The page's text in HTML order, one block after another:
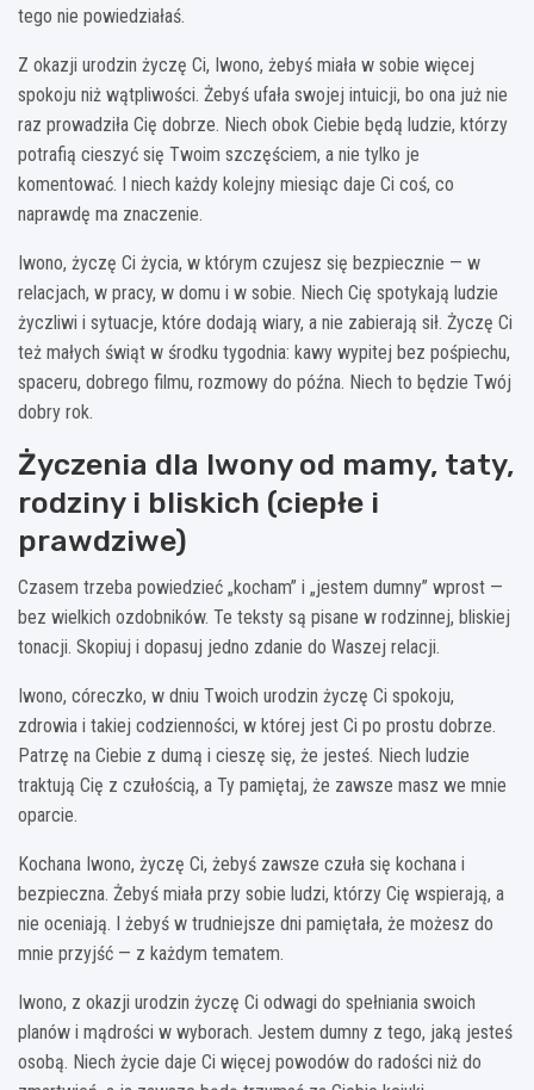
tego nie powiedziałaś.
Z okazji urodzin życzę Ci, Iwono, żebyś miała w sobie więcej
spokoju niż wątpliwości. Żebyś ufała swojej intuicji, bo ona już nie
raz prowadziła Cię dobrze. Niech obok Ciebie będą ludzie, którzy
potrafią cieszyć się Twoim szczęściem, a nie tylko je
komentować. I niech każdy kolejny miesiąc daje Ci coś, co
naprawdę ma znaczenie.
Iwono, życzę Ci życia, w którym czujesz się bezpiecznie — w
relacjach, w pracy, w domu i w sobie. Niech Cię spotykają ludzie
życzliwi i sytuacje, które dodają wiary, a nie zabierają sił. Życzę Ci
też małych świąt w środku tygodnia: kawy wypitej bez pośpiechu,
spaceru, dobrego filmu, rozmowy do późna. Niech to będzie Twój
dobry rok.
Życzenia dla Iwony od mamy, taty,
rodziny i bliskich (ciepłe i
prawdziwe)
Czasem trzeba powiedzieć „kocham” i „jestem dumny” wprost —
bez wielkich ozdobników. Te teksty są pisane w rodzinnej, bliskiej
tonacji. Skopiuj i dopasuj jedno zdanie do Waszej relacji.
Iwono, córeczko, w dniu Twoich urodzin życzę Ci spokoju,
zdrowia i takiej codzienności, w której jest Ci po prostu dobrze.
Patrzę na Ciebie z dumą i cieszę się, że jesteś. Niech ludzie
traktują Cię z czułością, a Ty pamiętaj, że zawsze masz we mnie
oparcie.
Kochana Iwono, życzę Ci, żebyś zawsze czuła się kochana i
bezpieczna. Żebyś miała przy sobie ludzi, którzy Cię wspierają, a
nie oceniają. I żebyś w trudniejsze dni pamiętała, że możesz do
mnie przyjść — z każdym tematem.
Iwono, z okazji urodzin życzę Ci odwagi do spełniania swoich
planów i mądrości w wyborach. Jestem dumny z tego, jaką jesteś
osobą. Niech życie daje Ci więcej powodów do radości niż do